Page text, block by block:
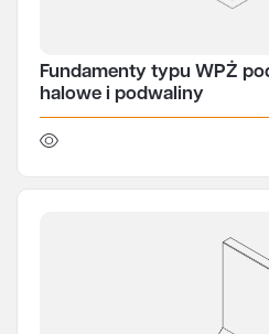
Fundamenty typu WPŻ
halowe i podwaliny